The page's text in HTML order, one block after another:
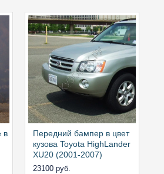
в
Передний бампер в цвет
кузова Toyota HighLander
XU20 (2001-2007)
23100 руб.